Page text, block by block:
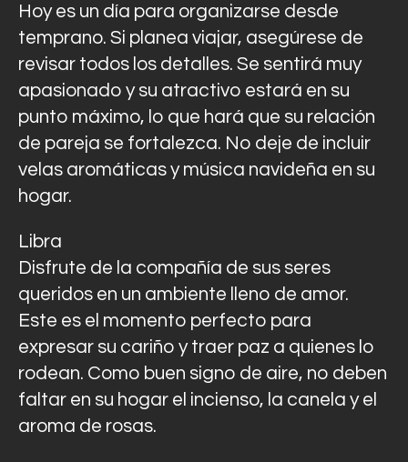
Hoy es un día para organizarse desde
temprano. Si planea viajar, asegúrese de
revisar todos los detalles. Se sentirá muy
apasionado y su atractivo estará en su
punto máximo, lo que hará que su relación
de pareja se fortalezca. No deje de incluir
velas aromáticas y música navideña en su
hogar.
Libra
Disfrute de la compañía de sus seres
queridos en un ambiente lleno de amor.
Este es el momento perfecto para
expresar su cariño y traer paz a quienes lo
rodean. Como buen signo de aire, no deben
faltar en su hogar el incienso, la canela y el
aroma de rosas.